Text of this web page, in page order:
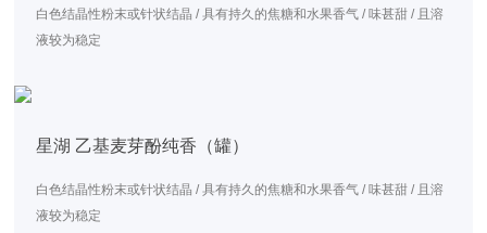
白色结晶性粉末或针状结晶 / 具有持久的焦糖和水果香气 / 味甚甜 / 且溶
液较为稳定
星湖 乙基麦芽酚纯香（罐）
白色结晶性粉末或针状结晶 / 具有持久的焦糖和水果香气 / 味甚甜 / 且溶
液较为稳定